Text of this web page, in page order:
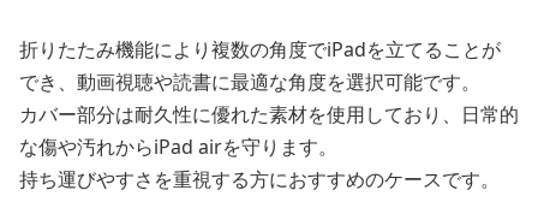
折りたたみ機能により複数の角度でiPadを立てることが
でき、動画視聴や読書に最適な角度を選択可能です。
カバー部分は耐久性に優れた素材を使用しており、日常的
な傷や汚れからiPad airを守ります。
持ち運びやすさを重視する方におすすめのケースです。